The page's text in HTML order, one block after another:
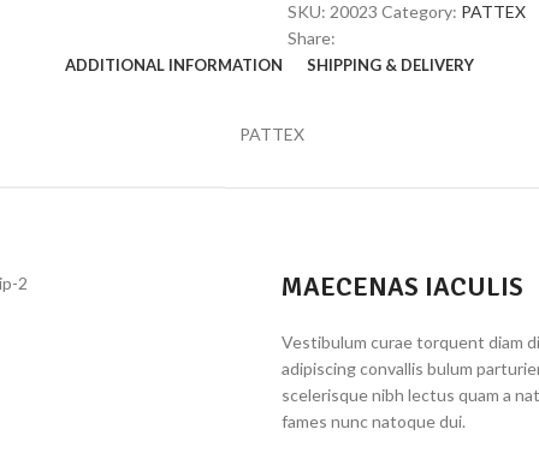
SKU: 20023 Category: PATTEX
Share:
ADDITIONAL INFORMATION SHIPPING & DELIVERY
PATTEX
MAECENAS IACULIS
Vestibulum curae torquent diam
adipiscing convallis bulum
scelerisque nibh lectus quam a
fames nunc natoque dui.